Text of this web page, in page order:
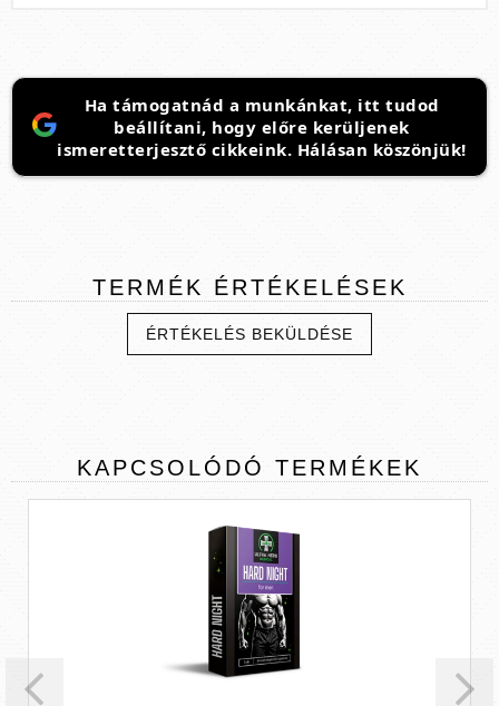
Ha támogatnád a munkánkat, itt tudod
beállítani, hogy előre kerüljenek
ismeretterjesztő cikkeink. Hálásan köszönjük!
TERMÉK ÉRTÉKELÉSEK
ÉRTÉKELÉS BEKÜLDÉSE
KAPCSOLÓDÓ TERMÉKEK